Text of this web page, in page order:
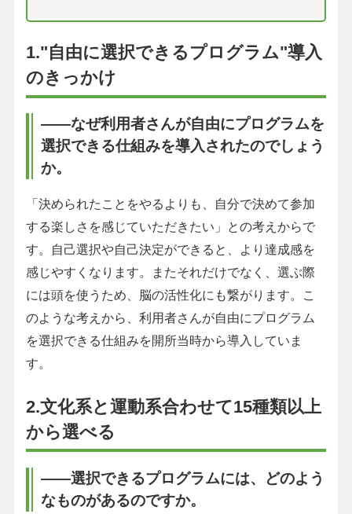
1."自由に選択できるプログラム"導入
のきっかけ
――なぜ利用者さんが自由にプログラムを
選択できる仕組みを導入されたのでしょう
か。
「決められたことをやるよりも、自分で決めて参加
する楽しさを感じていただきたい」との考えからで
す。自己選択や自己決定ができると、より達成感を
感じやすくなります。またそれだけでなく、選ぶ際
には頭を使うため、脳の活性化にも繋がります。こ
のような考えから、利用者さんが自由にプログラム
を選択できる仕組みを開所当時から導入していま
す。
2.文化系と運動系合わせて15種類以上
から選べる
――選択できるプログラムには、どのよう
なものがあるのですか。